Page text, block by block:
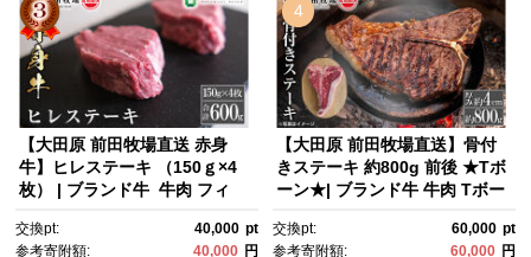
【大田原 前田牧場直送 赤身
牛】ヒレステーキ （150ｇ×4
枚） | ブランド牛 牛肉 フィ
交換pt: 40,000 pt
参考寄附額:
40,000 円
4
【大田原 前田牧場直送】骨付
きステーキ 約800g 前後 ★Tボ
ーン★| ブランド牛 牛肉 Tボー
交換pt: 60,000 pt
参考寄附額:
60,000 円